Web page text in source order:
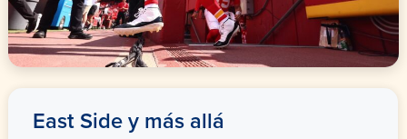
East Side y más allá